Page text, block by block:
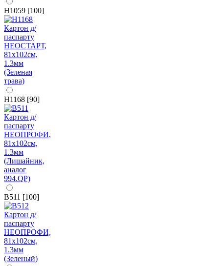
H1059 [100]
H1168 [90]
B511 [100]